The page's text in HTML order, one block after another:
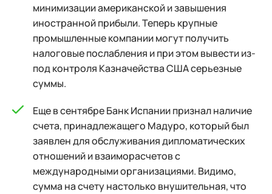
минимизации американской и завышения
иностранной прибыли. Теперь крупные
промышленные компании могут получить
налоговые послабления и при этом вывести из-
под контроля Казначейства США серьезные
суммы.
Еще в сентябре Банк Испании признал наличие
счета, принадлежащего Мадуро, который был
заявлен для обслуживания дипломатических
отношений и взаиморасчетов с
международными организациями. Видимо,
сумма на счету настолько внушительная, что